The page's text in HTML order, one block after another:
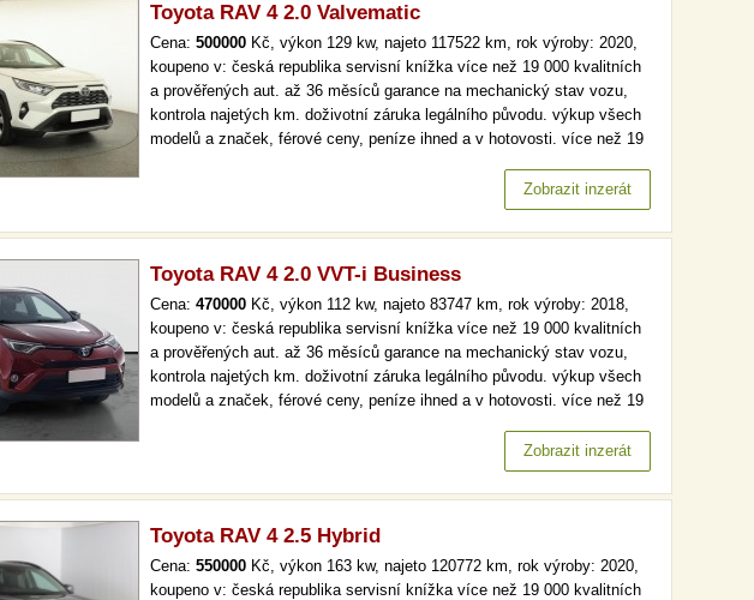
Toyota RAV 4 2.0 Valvematic
Cena: 500000 Kč, výkon 129 kw, najeto 117522 km, rok výroby: 2020,
koupeno v: česká republika servisní knížka více než 19 000 kvalitních
a prověřených aut. až 36 měsíců garance na mechanický stav vozu,
kontrola najetých km. doživotní záruka legálního původu. výkup všech
modelů a značek, férové ceny, peníze ihned a v hotovosti. více než 19
mechanický stav vozu, kontrola najetých km. doživotní záruka…
Zobrazit inzerát
Toyota RAV 4 2.0 VVT-i Business
Cena: 470000 Kč, výkon 112 kw, najeto 83747 km, rok výroby: 2018,
koupeno v: česká republika servisní knížka více než 19 000 kvalitních
a prověřených aut. až 36 měsíců garance na mechanický stav vozu,
kontrola najetých km. doživotní záruka legálního původu. výkup všech
modelů a značek, férové ceny, peníze ihned a v hotovosti. více než 19
mechanický stav vozu, kontrola najetých km. doživotní záruka…
Zobrazit inzerát
Toyota RAV 4 2.5 Hybrid
Cena: 550000 Kč, výkon 163 kw, najeto 120772 km, rok výroby: 2020,
koupeno v: česká republika servisní knížka více než 19 000 kvalitních